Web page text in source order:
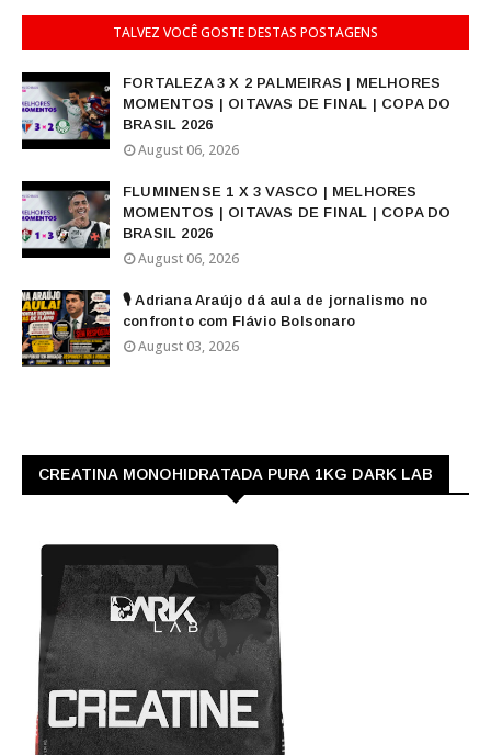
TALVEZ VOCÊ GOSTE DESTAS POSTAGENS
FORTALEZA 3 X 2 PALMEIRAS | MELHORES
MOMENTOS | OITAVAS DE FINAL | COPA DO
BRASIL 2026
August 06, 2026
FLUMINENSE 1 X 3 VASCO | MELHORES
MOMENTOS | OITAVAS DE FINAL | COPA DO
BRASIL 2026
August 06, 2026
🎙️ Adriana Araújo dá aula de jornalismo no
confronto com Flávio Bolsonaro
August 03, 2026
CREATINA MONOHIDRATADA PURA 1KG DARK LAB